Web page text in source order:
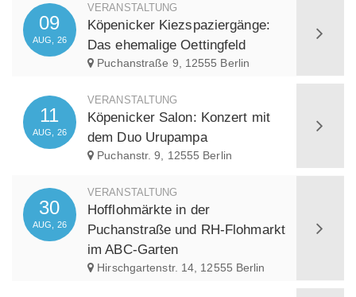
09
AUG, 26
VERANSTALTUNG
Köpenicker Kiezspaziergänge:
Das ehemalige Oettingfeld
Puchanstraße 9, 12555 Berlin
11
AUG, 26
VERANSTALTUNG
Köpenicker Salon: Konzert mit
dem Duo Urupampa
Puchanstr. 9, 12555 Berlin
30
AUG, 26
VERANSTALTUNG
Hofflohmärkte in der
Puchanstraße und RH-Flohmarkt
im ABC-Garten
Hirschgartenstr. 14, 12555 Berlin